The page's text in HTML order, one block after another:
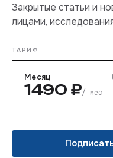
Закрытые статьи и
лицами,
ТАРИФ
Месяц
1490 ₽/ мес